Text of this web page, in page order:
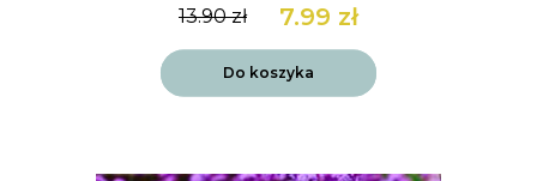
13.90zł
Pierwotna
cena
wynosiła:
13.90 zł.
7.99 zł
Aktualna
cena
wynosi:
7.99 zł.
Do koszyka